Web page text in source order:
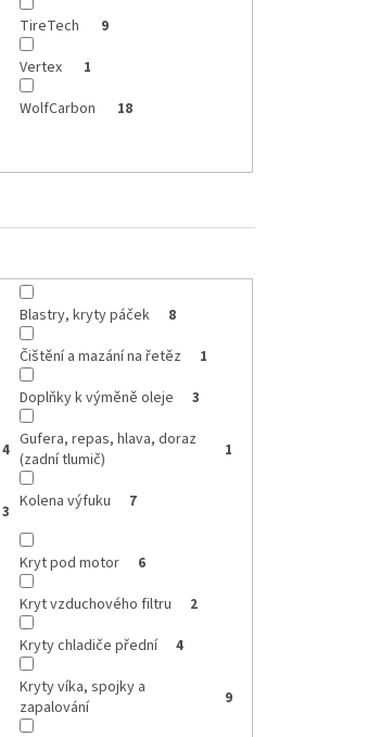
TireTech 9
Vertex 1
WolfCarbon 18
Blastry, kryty páček 8
Čištění a mazání na řetěz 1
Doplňky k výměně oleje 3
4 Gufera, repas, hlava, doraz
(zadní tlumič)
1
3 Kolena výfuku 7
Kryt pod motor 6
Kryt vzduchového filtru 2
Kryty chladiče přední 4
Kryty víka, spojky a
zapalování
9